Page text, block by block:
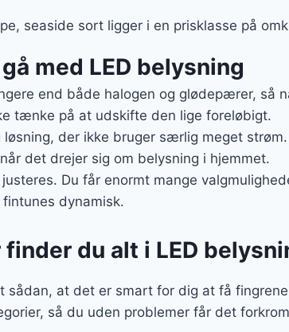
seaside sort ligger i en prisklasse på
med LED belysning
end både halogen og glødepærer, så
tænke på at udskifte den lige foreløbigt.
løsning, der ikke bruger særlig meget
det drejer sig om belysning i hjemmet.
Du får enormt mange
dynamisk.
finder du alt i LED
sådan, at det er smart for dig at få
så du uden problemer får det